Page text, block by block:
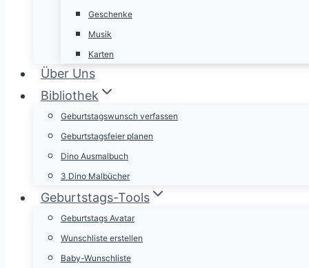
Geschenke
Musik
Karten
Über Uns
Bibliothek
Geburtstagswunsch verfassen
Geburtstagsfeier planen
Dino Ausmalbuch
3 Dino Malbücher
Geburtstags-Tools
Geburtstags Avatar
Wunschliste erstellen
Baby-Wunschliste